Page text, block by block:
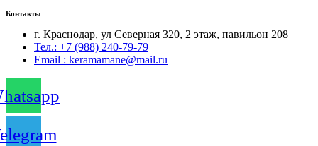
Контакты
г. Краснодар, ул Северная 320, 2 этаж, павильон 208
Тел.: +7 (988) 240-79-79
Email : keramamane@mail.ru